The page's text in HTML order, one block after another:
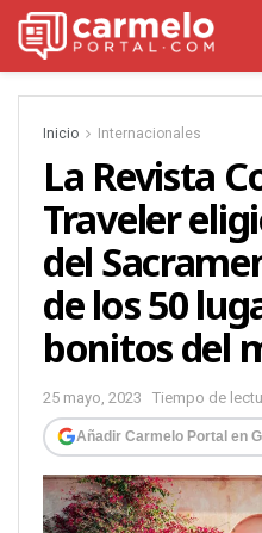
Inicio Internacionales
La Revista
Traveler
del
de los 50
bonitos del
25 mayo, 2023 Tiempo de
Añadir Carmelo Portal en